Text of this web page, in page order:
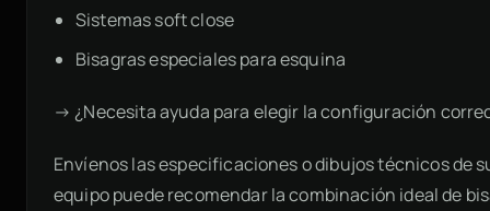
Sistemas soft close
Bisagras especiales para esquina
→ ¿Necesita ayuda para elegir la configuración
Envíenos las especificaciones o dibujos técnicos de
equipo puede recomendar la combinación ideal de